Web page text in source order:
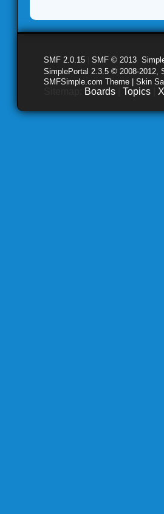
SMF 2.0.15 SMF © 2013
SimplePortal 2.3.5 © 2008-2012,
SMFSimple.com Theme | Skin
Boards Topics